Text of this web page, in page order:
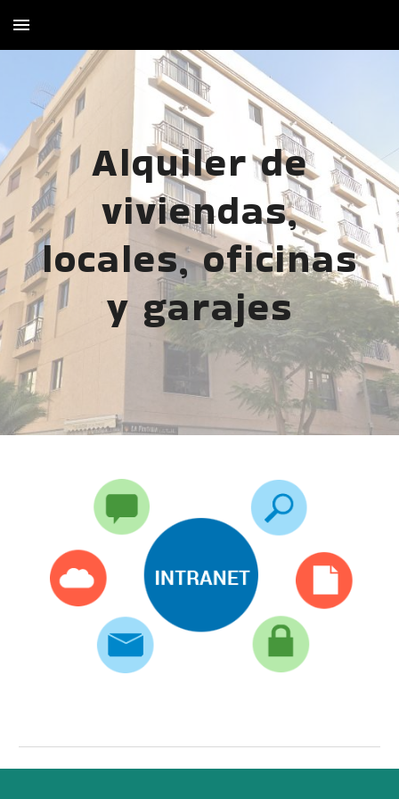
Skip to main content
Alquiler de
viviendas,
locales, oficinas
y garajes